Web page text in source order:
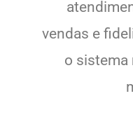
vendas e
o sistema